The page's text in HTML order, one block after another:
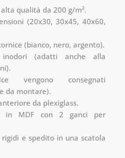
qualità da 200 g/m².
(20x30, 30x45, 40x60,
(bianco, nero, argento).
(adatti anche alla
vengono consegnati
da montare).
da plexiglass.
in MDF con 2 ganci per
e spedito in una scatola